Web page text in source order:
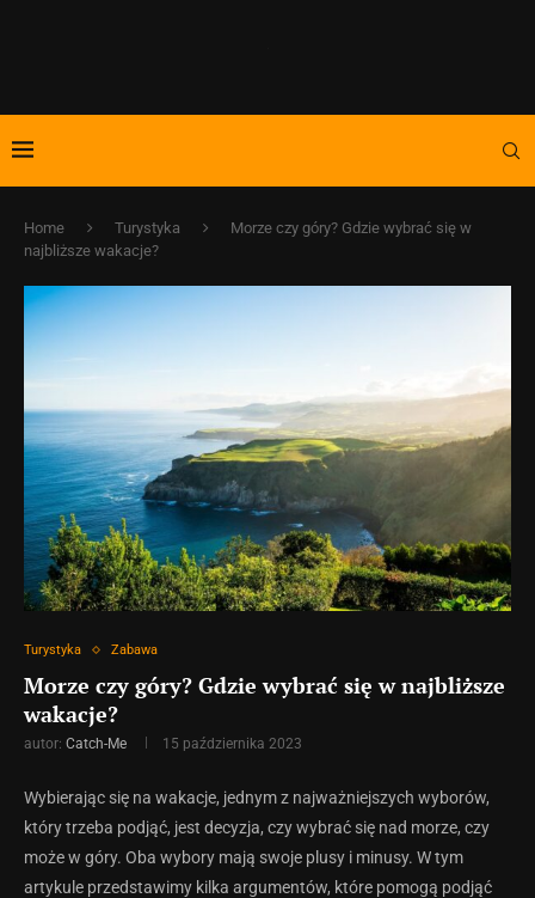
Home Turystyka
Morze czy góry? Gdzie wybrać się w
najbliższe wakacje?
Turystyka Zabawa
Morze czy góry? Gdzie wybrać się w najbliższe
wakacje?
autor: Catch-Me 15 października 2023
Wybierając się na wakacje, jednym z najważniejszych wyborów,
który trzeba podjąć, jest decyzja, czy wybrać się nad morze, czy
może w góry. Oba wybory mają swoje plusy i minusy. W tym
artykule przedstawimy kilka argumentów, które pomogą podjąć